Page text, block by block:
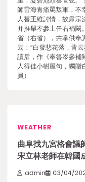
師雷海青痛罵叛軍，不
人替王維討情，故肅宗
并推舉岑參上任右補闕
省（右省），共掌供奉
云：“白發悲花落，青
讀后，作《奉答岑參補
人得佳小樹屋句，獨贈
員）
WEATHER
曲阜找九宮格會議
宋立林老師在韓國
admin 03/04/